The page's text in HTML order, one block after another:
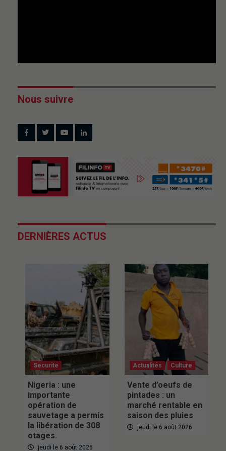
Nous suivre
DERNIÈRES ACTUS
Securite
Nigeria : une
importante
opération de
sauvetage a permis
la libération de 308
otages.
jeudi le 6 août 2026
Actualités Culture
Vente d’oeufs de
pintades : un
marché rentable en
saison des pluies
jeudi le 6 août 2026